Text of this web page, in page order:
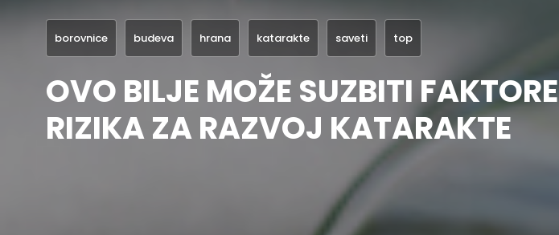
borovnice budeva hrana katarakte saveti top
OVO BILJE MOŽE SUZBITI FAKTORE
RIZIKA ZA RAZVOJ KATARAKTE